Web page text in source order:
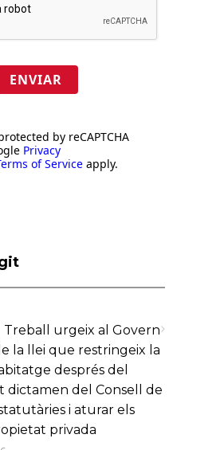
ENVIAR
by reCAPTCHA
Privacy
of Service apply.
urgeix al Govern
la llei que restringeix la
després del
del Consell de
i aturar els
privada